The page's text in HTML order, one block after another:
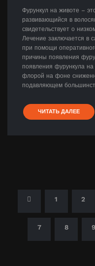
Фурункул на животе –
развивающийся в
свидетельствует о
Лечение заключается в
при помощи
причины появления
появления фурункула
флорой на фоне
подавляющем
ЧИТАТЬ ДАЛЕЕ
Пагинация
записей
1 2
7 8 9